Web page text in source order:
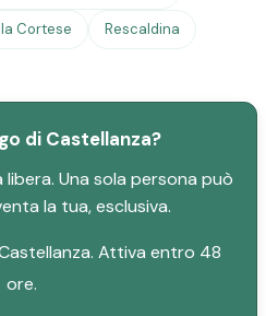
Cortese Rescaldina
di Castellanza?
Una sola persona può
la tua, esclusiva.
Attiva entro 48
ore.